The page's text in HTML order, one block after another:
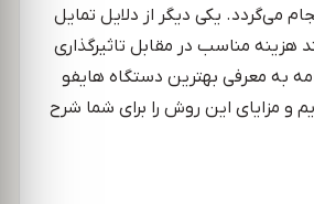
می‌گردد. یکی دیگر از دلایل تمایل
هزینه مناسب در مقابل تاثیرگذاری
به معرفی بهترین دستگاه هایفو
و مزایای این روش را برای شما شرح